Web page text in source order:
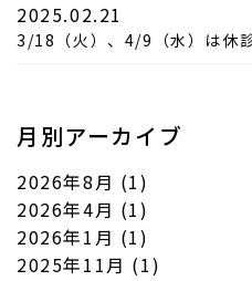
2025.02.21
3/18（火）、4/9（水）は休診
月別アーカイブ
2026年8月 (1)
2026年4月 (1)
2026年1月 (1)
2025年11月 (1)